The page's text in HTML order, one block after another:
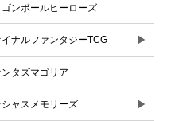
ゴンボールヒーローズ
イナルファンタジーTCG ▶
ンタズマゴリア
シャスメモリーズ ▶